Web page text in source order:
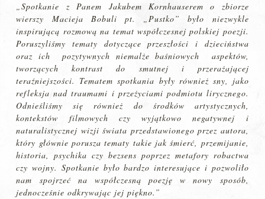
„Spotkanie z Panem Jakubem Kornhauserem o zbiorze
wierszy Macieja Bobuli pt. „Pustko” było niezwykle
inspirującą rozmową na temat współczesnej polskiej poezji.
Poruszyliśmy tematy dotyczące przeszłości i dzieciństwa
oraz ich pozytywnych niemalże baśniowych aspektów,
tworzących kontrast do smutnej i przerażającej
teraźniejszości. Tematem spotkania były również sny, jako
refleksja nad traumami i przeżyciami podmiotu lirycznego.
Odnieśliśmy się również do środków artystycznych,
kontekstów filmowych czy wyjątkowo negatywnej i
naturalistycznej wizji świata przedstawionego przez autora,
który głównie porusza tematy takie jak śmierć, przemijanie,
historia, psychika czy bezsens poprzez metafory robactwa
czy wojny. Spotkanie było bardzo interesujące i pozwoliło
nam spojrzeć na współczesną poezję w nowy sposób,
jednocześnie odkrywając jej piękno.”